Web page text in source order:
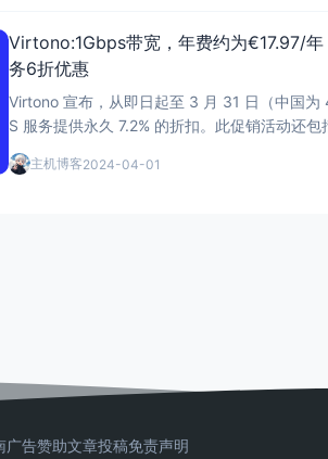
Virtono:1Gbps带宽，年费约为€17.97/
务6折优惠
Virtono 宣布，从即日起至 3 月 31 日（中国
S 服务提供永久 7.2% 的折扣。此促销活动还
可以享受双倍的内存。 Virtono 的 VPS 产品基
s 带宽，并配备至少一个 IPv4 地址和 /64
主机博客2024-04-01
广告赞助文章投稿免责声明